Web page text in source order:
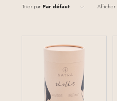
Trier par Par défaut Afficher